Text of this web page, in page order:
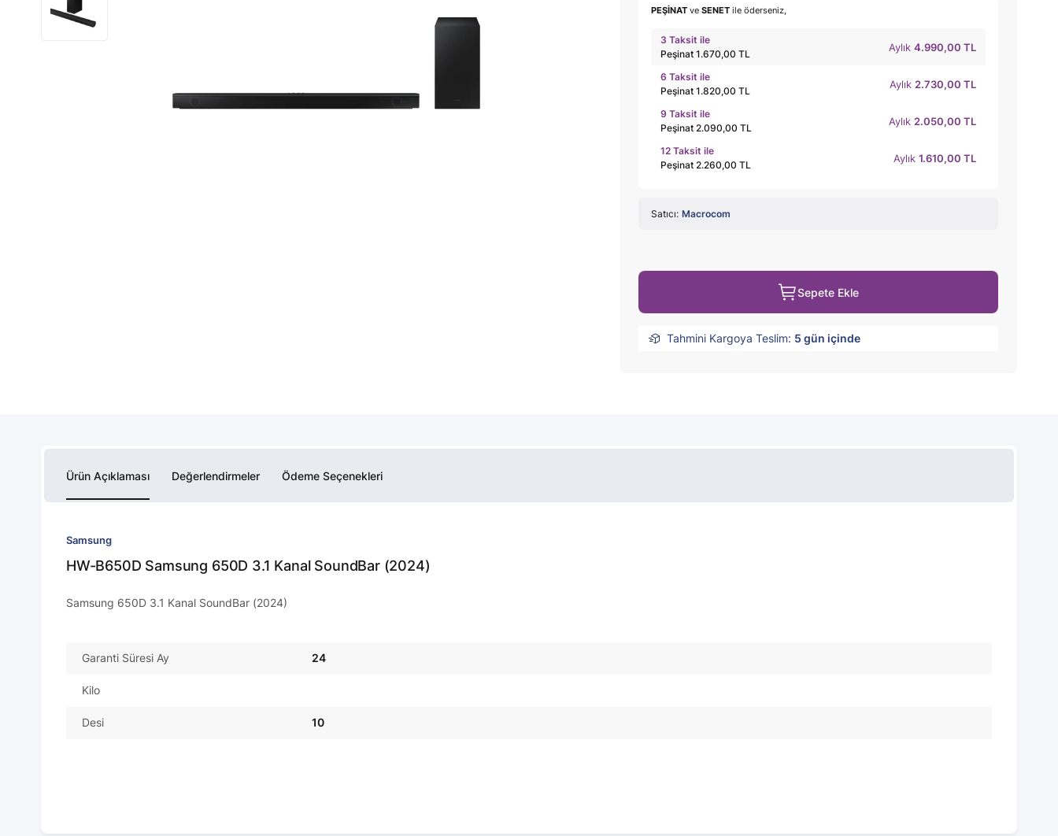
PEŞİNAT ve SENET ile öderseniz,
3 Taksit ile
Peşinat 1.670,00 TL
Aylık 4.990,00 TL
6 Taksit ile
Peşinat 1.820,00 TL
Aylık 2.730,00 TL
9 Taksit ile
Peşinat 2.090,00 TL
Aylık 2.050,00 TL
12 Taksit ile
Peşinat 2.260,00 TL
Aylık 1.610,00 TL
Satıcı: Macrocom
Sepete Ekle
Tahmini Kargoya Teslim: 5 gün içinde
Ürün Açıklaması Değerlendirmeler Ödeme Seçenekleri
Samsung
HW-B650D Samsung 650D 3.1 Kanal SoundBar (2024)
Samsung 650D 3.1 Kanal SoundBar (2024)
Garanti Süresi Ay 24
Kilo
Desi 10